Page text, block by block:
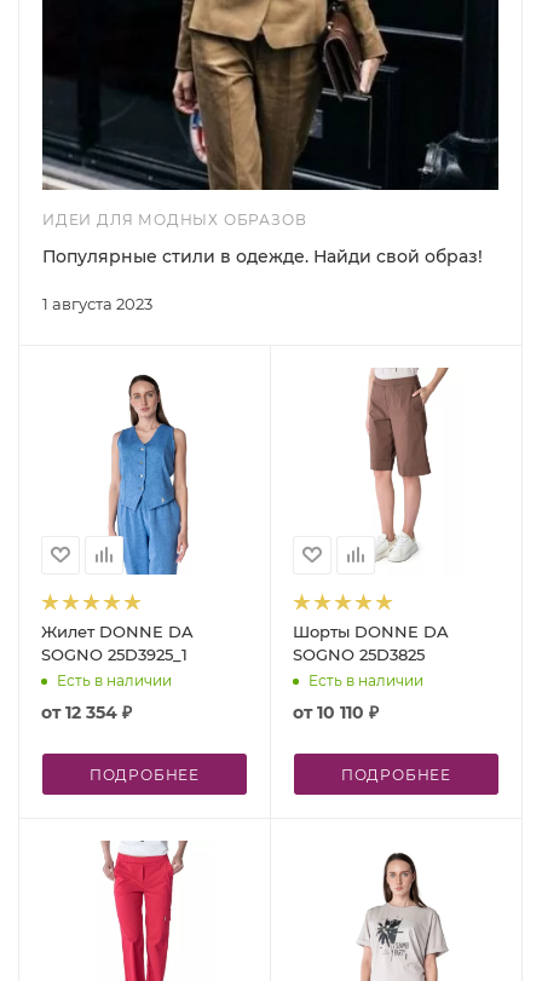
ИДЕИ ДЛЯ МОДНЫХ ОБРАЗОВ
1 августа 2023
Популярные стили в одежде. Найди свой образ!
Жилет DONNE DA
SOGNO 25D3925_1
Есть в наличии
от12 354 ₽
ПОДРОБНЕЕ
Шорты DONNE DA
SOGNO 25D3825
Есть в наличии
от10 110 ₽
ПОДРОБНЕЕ